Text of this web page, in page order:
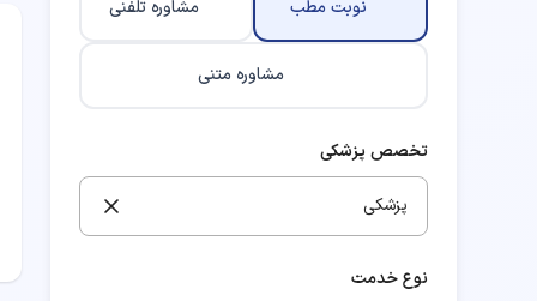
نوبت مطب مشاوره تلفنی
مشاوره متنی
تخصص پزشکی
پزشکی
نوع خدمت